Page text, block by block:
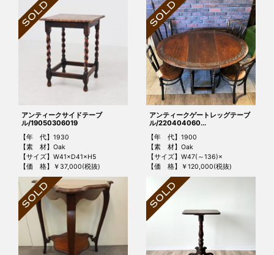
アンティークサイドテーブ
ル/19050306019
【年 代】1930
【素 材】Oak
【サイズ】W41×D41×H5
【価 格】￥37,000(税抜)
アンティークゲートレッグテーブ
ル/220404060...
【年 代】1900
【素 材】Oak
【サイズ】W47(～136)×
【価 格】￥120,000(税抜)